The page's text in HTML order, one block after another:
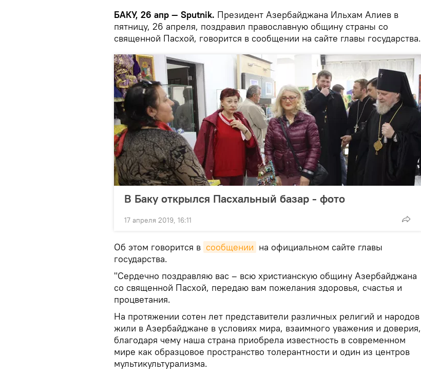
БАКУ, 26 апр — Sputnik. Президент Азербайджана Ильхам Алиев в
пятницу, 26 апреля, поздравил православную общину страны со
священной Пасхой, говорится в сообщении на сайте главы государства.
В Баку открылся Пасхальный базар - фото
17 апреля 2019, 16:11
Об этом говорится в сообщении на официальном сайте главы
государства.
"Сердечно поздравляю вас – всю христианскую общину Азербайджана
со священной Пасхой, передаю вам пожелания здоровья, счастья и
процветания.
На протяжении сотен лет представители различных религий и народов
жили в Азербайджане в условиях мира, взаимного уважения и доверия,
благодаря чему наша страна приобрела известность в современном
мире как образцовое пространство толерантности и один из центров
мультикультурализма.